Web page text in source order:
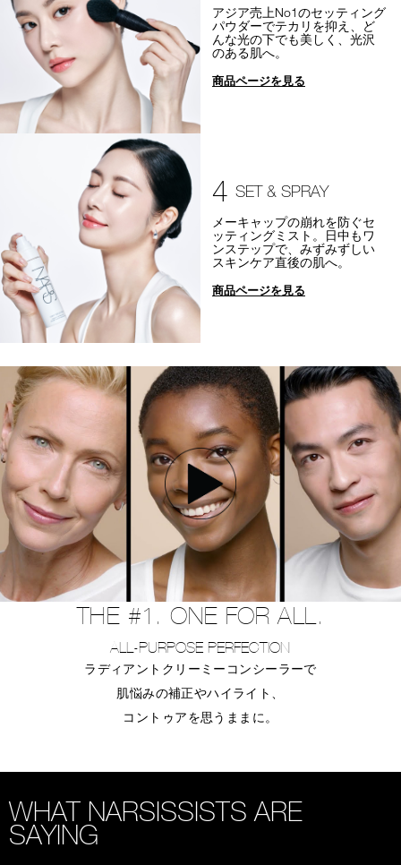
アジア売上No1のセッティング
パウダーでテカリを抑え、ど
んな光の下でも美しく、光沢
のある肌へ。
商品ページを見る
4 SET & SPRAY
メーキャップの崩れを防ぐセ
ッティングミスト。日中もワ
ンステップで、みずみずしい
スキンケア直後の肌へ。
商品ページを見る
THE #1. ONE FOR ALL.
ALL-PURPOSE PERFECTION
ラディアントクリーミーコンシーラーで
肌悩みの補正やハイライト、
コントゥアを思うままに。
WHAT NARSISSISTS ARE
SAYING